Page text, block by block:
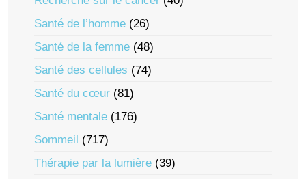
Santé de l’homme (26)
Santé de la femme (48)
Santé des cellules (74)
Santé du cœur (81)
Santé mentale (176)
Sommeil (717)
Thérapie par la lumière (39)